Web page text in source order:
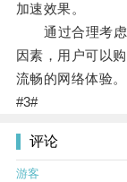
加速效果。
通过合理考虑
因素，用户可以
流畅的网络体验。
#3#
评论
游客